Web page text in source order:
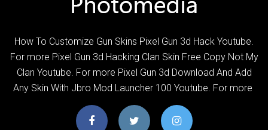
How To Customize Gun Skins Pixel Gun 3d Hack Youtube.
For more Pixel Gun 3d Hacking Clan Skin Free Copy Not My
Clan Youtube. For more Pixel Gun 3d Download And Add
Any Skin With Jbro Mod Launcher 100 Youtube. For more